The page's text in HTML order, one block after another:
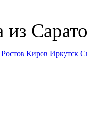
из
Ростов Киров Иркутск